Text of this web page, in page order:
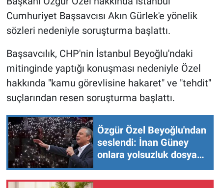
Cumhuriyet Başsavcısı Akın Gürlek'e yönelik
sözleri nedeniyle soruşturma başlattı.
Başsavcılık, CHP'nin İstanbul Beyoğlu'ndaki
mitinginde yaptığı konuşması nedeniyle Özel
hakkında "kamu görevlisine hakaret" ve "tehdit"
suçlarından resen soruşturma başlattı.
Özgür Özel Beyoğlu'ndan
seslendi: İnan Güney
onlara yolsuzluk dosyası
Gündem Özel
Günün görüntüsü
Haber
İlan
Kimdir
Koronavirüs